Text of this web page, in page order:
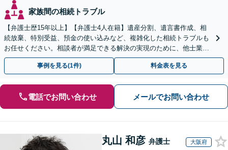
家族間の相続トラブル
【弁護士歴15年以上】【弁護士4人在籍】遺産分割、遺言書作成、相
続放棄、特別受益、預金の使い込みなど、複雑化した相続トラブルも
お任せください。相談者が満足できる解決の実現のために、他士業と
連携し最善を尽くします【完全個室】
事例を見る(1件) 料金表を見る
電話でお問い合わせ メールでお問い合わせ
丸山 和彦 弁護士 大阪府